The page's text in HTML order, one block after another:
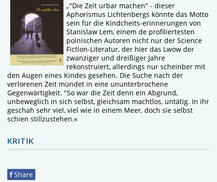
„"Die Zeit urbar machen" - dieser
Aphorismus Lichtenbergs könnte das Motto
sein für die Kindcheits-erinnerungen von
Stanislaw Lem, einem de profiliertesten
polnischen Autoren nicht nur der Science
Fiction-Literatur, der hier das Lwow der
zwanziger und dreißiger Jahre
rekonstruiert, allerdings nur scheinber mit
den Augen eines Kindes gesehen. Die Suche nach der
verlorenen Zeit mündet in eine ununterbrochene
Gegenwärtigkeit. "So war die Zeit denn ein Abgrund,
unbeweglich in sich selbst, gleichsam machtlos, untätig. In ihr
geschah sehr viel, viel wie in einem Meer, doch sie selbst
schien stillzustehen.«
KRITIK
f Share